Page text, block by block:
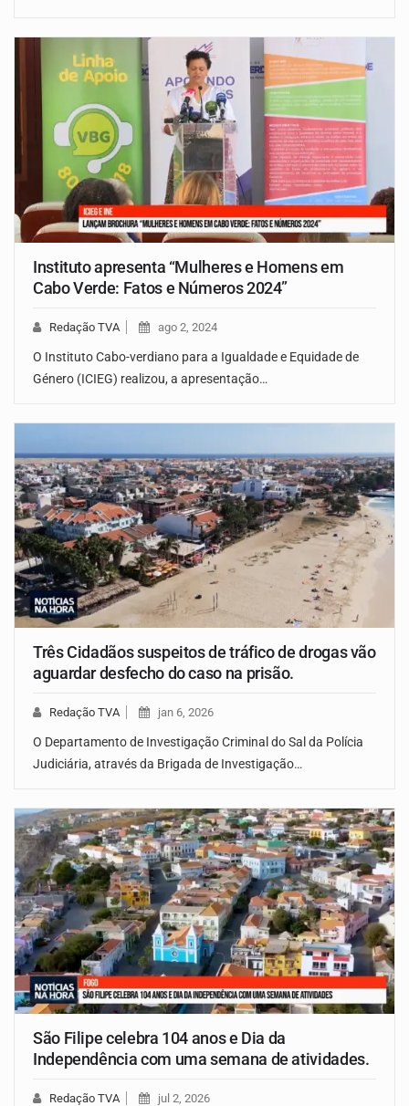
Instituto apresenta “Mulheres e Homens em
Cabo Verde: Fatos e Números 2024”
Redação TVA ago 2, 2024
O Instituto Cabo-verdiano para a Igualdade e Equidade de
Género (ICIEG) realizou, a apresentação…
Três Cidadãos suspeitos de tráfico de drogas vão
aguardar desfecho do caso na prisão.
Redação TVA jan 6, 2026
O Departamento de Investigação Criminal do Sal da Polícia
Judiciária, através da Brigada de Investigação…
São Filipe celebra 104 anos e Dia da
Independência com uma semana de atividades.
Redação TVA jul 2, 2026